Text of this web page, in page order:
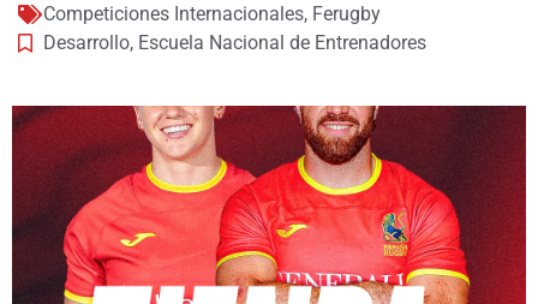
Competiciones Internacionales, Ferugby
Desarrollo, Escuela Nacional de Entrenadores